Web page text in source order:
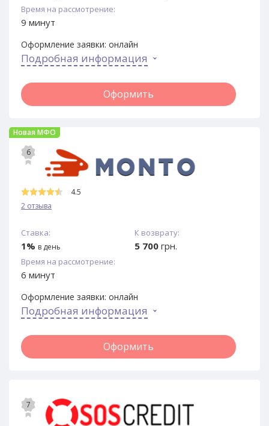
Время на рассмотрение:
9 минут
Оформление заявки: онлайн
Подробная информация
Оформить
Новая МФО
6
4.5
2 отзыва
Ставка:
1% в день
К возврату:
5 700 грн.
Время на рассмотрение:
6 минут
Оформление заявки: онлайн
Подробная информация
Оформить
7